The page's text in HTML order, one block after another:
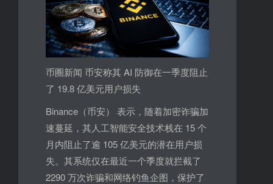
币圈新闻 币安称其 AI 防御在一季度阻止
了 19.8 亿美元用户损失
Binance（币安） 表示，随着加密诈骗加
速蔓延，其人工智能安全技术栈在 15 个
月内阻止了逾 105 亿美元的潜在用户损
失。其系统仅在最近一个季度就拦截了
2290 万次诈骗和网络钓鱼企图，保护了